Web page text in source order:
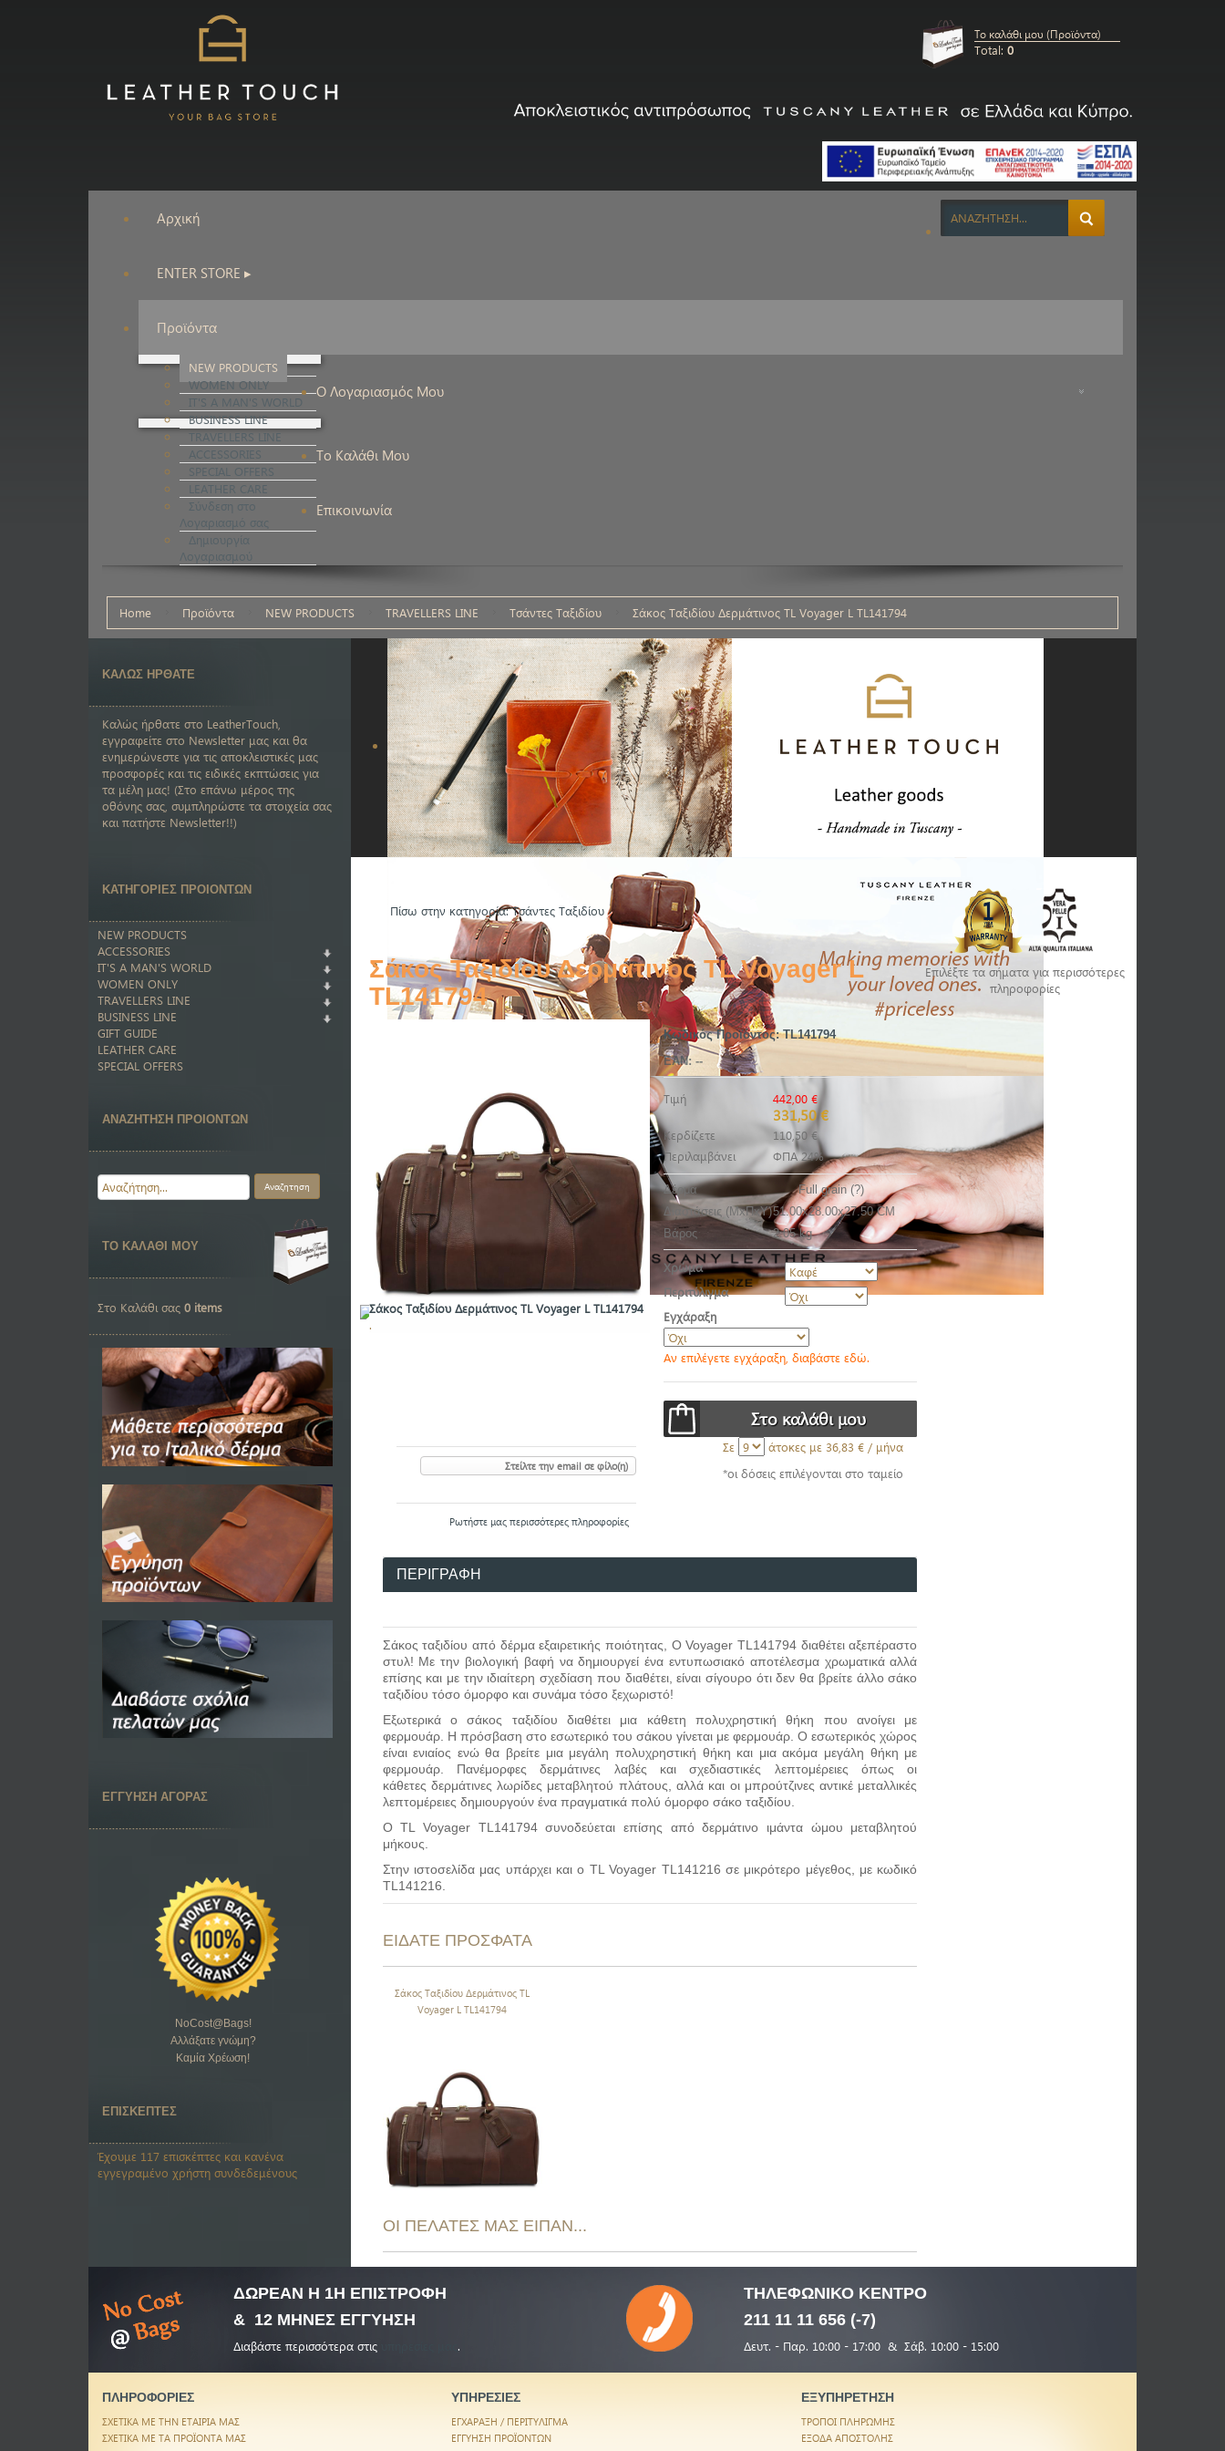
Το καλάθι μου (Προϊόντα)
Total: 0
Αρχική
ENTER STORE ▸
Προϊόντα
NEW PRODUCTS
WOMEN ONLY
IT'S A MAN'S WORLD
BUSINESS LINE
TRAVELLERS LINE
ACCESSORIES
SPECIAL OFFERS
LEATHER CARE
Ο Λογαριασμός Μου
Σύνδεση στο
Λογαριασμό σας
Δημιουργία
Λογαριασμού
Το Καλάθι Μου
Επικοινωνία
Home Προϊόντα NEW PRODUCTS TRAVELLERS LINE Τσάντες Ταξιδίου Σάκος Ταξιδίου Δερμάτινος TL Voyager L TL141794
ΚΑΛΩΣ ΗΡΘΑΤΕ
Καλώς ήρθατε στο LeatherTouch,
εγγραφείτε στο Newsletter μας και θα
ενημερώνεστε για τις αποκλειστικές μας
προσφορές και τις ειδικές εκπτώσεις για
τα μέλη μας! (Στο επάνω μέρος της
οθόνης σας, συμπληρώστε τα στοιχεία σας
και πατήστε Newsletter!!)
ΚΑΤΗΓΟΡΙΕΣ ΠΡΟΙΟΝΤΩΝ
NEW PRODUCTS
ACCESSORIES
IT'S A MAN'S WORLD
WOMEN ONLY
TRAVELLERS LINE
BUSINESS LINE
GIFT GUIDE
LEATHER CARE
SPECIAL OFFERS
ΑΝΑΖΗΤΗΣΗ ΠΡΟΙΟΝΤΩΝ
ΤΟ ΚΑΛΑΘΙ ΜΟΥ
Στο Καλάθι σας 0 items
ΕΓΓΥΗΣΗ ΑΓΟΡΑΣ
NoCost@Bags!
Αλλάξατε γνώμη?
Καμία Χρέωση!
ΕΠΙΣΚΕΠΤΕΣ
Έχουμε 117 επισκέπτες και κανένα
εγγεγραμένο χρήστη συνδεδεμένους
Πίσω στην κατηγορία: Τσάντες Ταξιδίου
Σάκος Ταξιδίου Δερμάτινος TL Voyager L
TL141794
Σάκος Ταξιδίου Δερμάτινος TL Voyager L TL141794
.
Κωδικός Προϊόντος:TL141794
EAN: --
Τιμή 442,00 €
331,50 €
Κερδίζετε
110,50 €
Περιλαμβάνει
ΦΠΑ 24%
Δέρμα
Full grain (?)
Διαστάσεις (ΜxΠxΥ)51.00x28.00x27.50 CM
Βάρος
2.05 kg
Χρώμα
Περιτύλιγμα
Εγχάραξη
Αν επιλέγετε εγχάραξη, διαβάστε εδώ.
Στείλτε την email σε φίλο(η)
Ρωτήστε μας περισσότερες πληροφορίες
Σε άτοκες με 36,83 € / μήνα
*οι δόσεις επιλέγονται στο ταμείο
ΠΕΡΙΓΡΑΦΗ
Σάκος ταξιδίου από δέρμα εξαιρετικής ποιότητας, Ο Voyager TL141794 διαθέτει αξεπέραστο
στυλ! Με την βιολογική βαφή να δημιουργεί ένα εντυπωσιακό αποτέλεσμα χρωματικά αλλά
επίσης και με την ιδιαίτερη σχεδίαση που διαθέτει, είναι σίγουρο ότι δεν θα βρείτε άλλο σάκο
ταξιδίου τόσο όμορφο και συνάμα τόσο ξεχωριστό!
Εξωτερικά ο σάκος ταξιδίου διαθέτει μια κάθετη πολυχρηστική θήκη που ανοίγει με
φερμουάρ. Η πρόσβαση στο εσωτερικό του σάκου γίνεται με φερμουάρ. Ο εσωτερικός χώρος
είναι ενιαίος ενώ θα βρείτε μια μεγάλη πολυχρηστική θήκη και μιαακόμα μεγάλη θήκη με
φερμουάρ. Πανέμορφες δερμάτινες λαβές και σχεδιαστικές λεπτομέρειες όπως οι
κάθετες δερμάτινες λωρίδες μεταβλητού πλάτους, αλλά και οι μπρούτζινες αντικέ μεταλλικές
λεπτομέρειες δημιουργούν ένα πραγματικά πολύ όμορφο σάκο ταξιδίου.
Ο TL Voyager TL141794 συνοδεύεται επίσης από δερμάτινο ιμάντα ώμου μεταβλητού
μήκους.
Στην ιστοσελίδα μας υπάρχει και o TL Voyager TL141216 σε μικρότερο μέγεθος, με κωδικό
TL141216.
ΕΙΔΑΤΕ ΠΡΟΣΦΑΤΑ
Σάκος Ταξιδίου Δερμάτινος TL
Voyager L TL141794
ΟΙ ΠΕΛΑΤΕΣ ΜΑΣ ΕΙΠΑΝ...
Επιλέξτε τα σήματα για περισσότερες
πληροφορίες
ΔΩΡΕΑΝ Η 1Η ΕΠΙΣΤΡΟΦΗ
& 12 ΜΗΝΕΣ ΕΓΓΥΗΣΗ
Διαβάστε περισσότερα στις .
ΤΗΛΕΦΩΝΙΚΟΚΕΝΤΡΟ
211 11 11 656 (-7)
Δευτ. - Παρ. 10:00 - 17:00 & Σάβ. 10:00 - 15:00
ΠΛΗΡΟΦΟΡΙΕΣ
ΣΧΕΤΙΚΑ ΜΕ ΤΗΝ ΕΤΑΙΡΙΑ ΜΑΣ
ΣΧΕΤΙΚΑ ΜΕ ΤΑ ΠΡΟΪΟΝΤΑ ΜΑΣ
ΥΠΗΡΕΣΙΕΣ
ΕΓΧΑΡΑΞΗ / ΠΕΡΙΤΥΛΙΓΜΑ
ΕΓΓΥΗΣΗ ΠΡΟΪΟΝΤΩΝ
ΕΞΥΠΗΡΕΤΗΣΗ
ΤΡΟΠΟΙ ΠΛΗΡΩΜΗΣ
ΕΞΟΔΑ ΑΠΟΣΤΟΛΗΣ